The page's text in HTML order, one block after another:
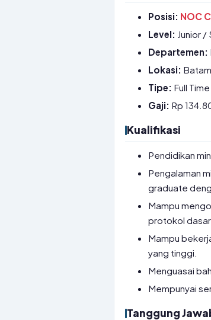
Posisi: NOC
Level: Junior /
Departemen:
Lokasi:
Tipe: Full
Gaji: Rp
Kualifikasi
Pendidikan
Pengalaman
graduate
Mampu
protokol dasar
Mampu
yang tinggi.
Menguasai
Mempunyai
Tanggung